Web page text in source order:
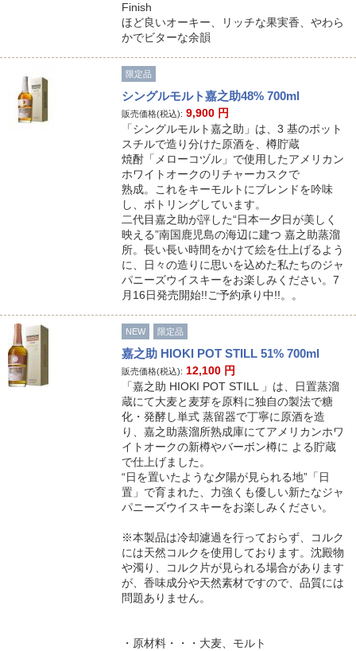
Finish
ほど良いオーキー、リッチな果実香、やわら
かでビターな余韻
限定品
シングルモルト嘉之助48% 700ml
販売価格(税込): 9,900 円
「シングルモルト嘉之助」は、3 基のポット
スチルで造り分けた原酒を、樽貯蔵
焼酎「メローコヅル」で使用したアメリカン
ホワイトオークのリチャーカスクで
熟成。これをキーモルトにブレンドを吟味
し、ボトリングしています。
二代目嘉之助が評した“日本一夕日が美しく
映える”南国鹿児島の海辺に建つ 嘉之助蒸溜
所。長い長い時間をかけて絵を仕上げるよう
に、日々の造りに思いを込めた私たちのジャ
パニーズウイスキーをお楽しみください。7
月16日発売開始!!ご予約承り中!!。。
NEW 限定品
嘉之助 HIOKI POT STILL 51% 700ml
販売価格(税込): 12,100 円
「嘉之助 HIOKI POT STILL 」は、日置蒸溜
蔵にて大麦と麦芽を原料に独自の製法で糖
化・発酵し単式 蒸留器で丁寧に原酒を造
り、嘉之助蒸溜所熟成庫にてアメリカンホワ
イトオークの新樽やバーボン樽に よる貯蔵
で仕上げました。
“日を置いたような夕陽が見られる地”「日
置」で育まれた、力強くも優しい新たなジャ
パニーズウイスキーをお楽しみください。
※本製品は冷却濾過を行っておらず、コルク
には天然コルクを使用しております。沈殿物
や濁り、コルク片が見られる場合があります
が、香味成分や天然素材ですので、品質には
問題ありません。
・原材料・・・大麦、モルト